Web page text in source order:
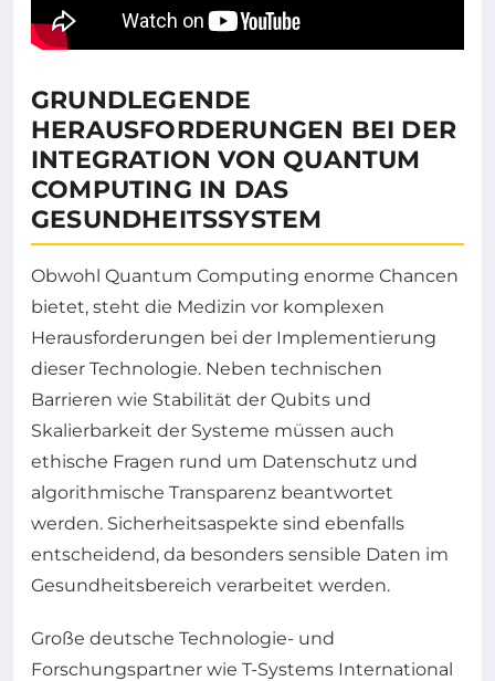
GRUNDLEGENDE
HERAUSFORDERUNGEN BEI DER
INTEGRATION VON QUANTUM
COMPUTING IN DAS
GESUNDHEITSSYSTEM
Obwohl Quantum Computing enorme Chancen
bietet, steht die Medizin vor komplexen
Herausforderungen bei der Implementierung
dieser Technologie. Neben technischen
Barrieren wie Stabilität der Qubits und
Skalierbarkeit der Systeme müssen auch
ethische Fragen rund um Datenschutz und
algorithmische Transparenz beantwortet
werden. Sicherheitsaspekte sind ebenfalls
entscheidend, da besonders sensible Daten im
Gesundheitsbereich verarbeitet werden.
Große deutsche Technologie- und
Forschungspartner wie T-Systems International